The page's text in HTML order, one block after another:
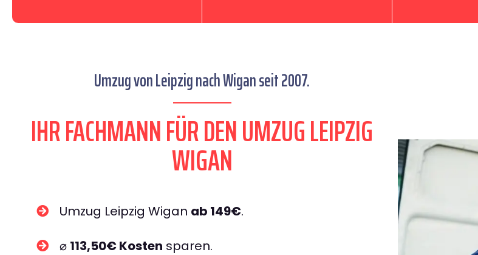
Umzug von Leipzig nach Wigan seit 2007.
IHR FACHMANN FÜR DEN UMZUG LEIPZIG
WIGAN
Umzug Leipzig Wigan ab 149€.
⌀ 113,50€ Kosten sparen.